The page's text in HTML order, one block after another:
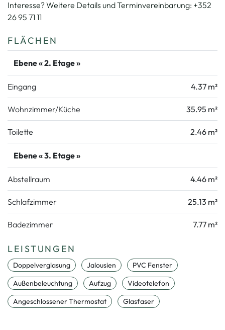
Interesse? Weitere Details und Terminvereinbarung: +352
26 95 71 11
FLÄCHEN
Ebene « 2. Etage »
Eingang 4.37 m²
Wohnzimmer/Küche 35.95 m²
Toilette 2.46 m²
Ebene « 3. Etage »
Abstellraum 4.46 m²
Schlafzimmer 25.13 m²
Badezimmer 7.77 m²
LEISTUNGEN
Doppelverglasung Jalousien
PVC Fenster
Außenbeleuchtung
Aufzug
Videotelefon
Angeschlossener Thermostat
Glasfaser